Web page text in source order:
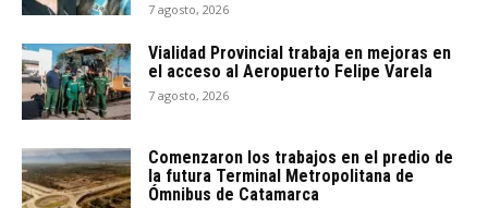
7 agosto, 2026
Vialidad Provincial trabaja en mejoras en
el acceso al Aeropuerto Felipe Varela
7 agosto, 2026
Comenzaron los trabajos en el predio de
la futura Terminal Metropolitana de
Ómnibus de Catamarca